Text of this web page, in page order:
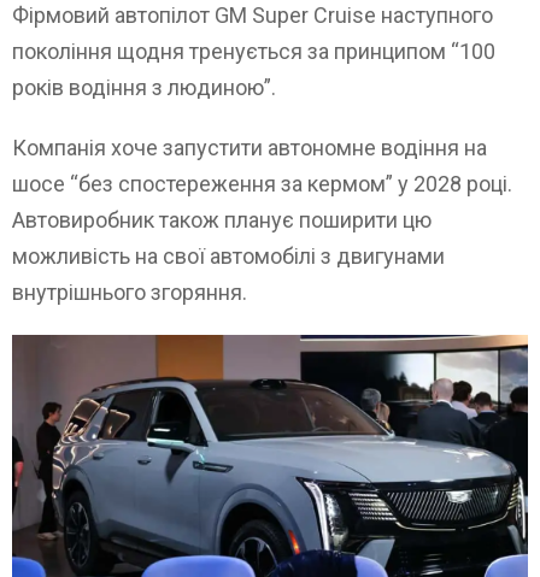
Фірмовий автопілот GM Super Cruise наступного
покоління щодня тренується за принципом “100
років водіння з людиною”.
Компанія хоче запустити автономне водіння на
шосе “без спостереження за кермом” у 2028 році.
Автовиробник також планує поширити цю
можливість на свої автомобілі з двигунами
внутрішнього згоряння.